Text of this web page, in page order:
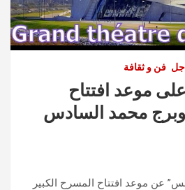
فن و ثقافة
موعد افتتاح
وبرج محمد السادس
عن موعد افتتاح المسرح الكبير